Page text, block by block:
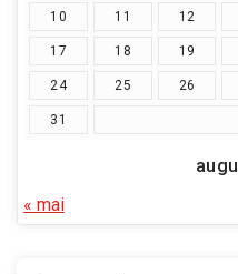
10 11 12
17 18 19
24 25 26
31
« mai